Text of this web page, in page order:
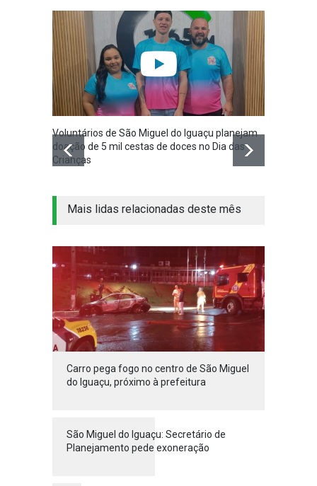
Voluntários de São Miguel do Iguaçu planejam
doação de 5 mil cestas de doces no Dia das
Crianças
Mais lidas relacionadas deste mês
Carro pega fogo no centro de São Miguel
do Iguaçu, próximo à prefeitura
São Miguel do Iguaçu: Secretário de
Planejamento pede exoneração